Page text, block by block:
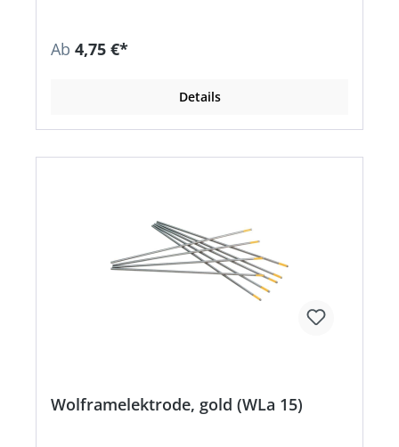
Ab 4,75 €*
Details
Wolframelektrode, gold (WLa 15)